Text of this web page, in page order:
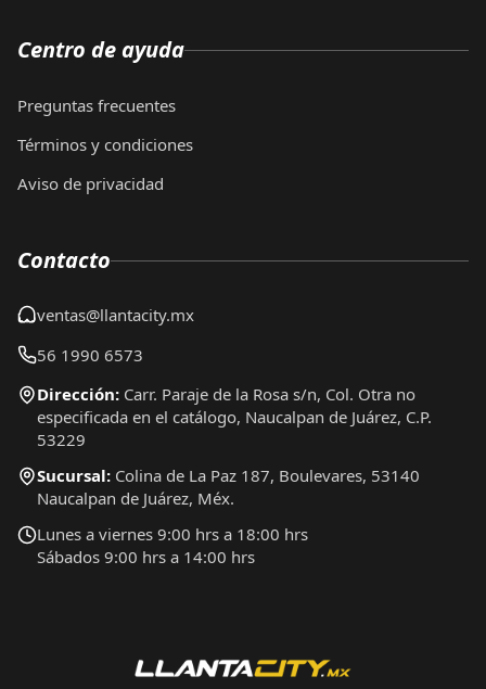
Centro de ayuda
Preguntas frecuentes
Términos y condiciones
Aviso de privacidad
Contacto
ventas@llantacity.mx
56 1990 6573
Dirección: Carr. Paraje de la Rosa s/n, Col. Otra no
especificada en el catálogo, Naucalpan de Juárez, C.P.
53229
Sucursal: Colina de La Paz 187, Boulevares, 53140
Naucalpan de Juárez, Méx.
Lunes a viernes 9:00 hrs a 18:00 hrs
Sábados 9:00 hrs a 14:00 hrs